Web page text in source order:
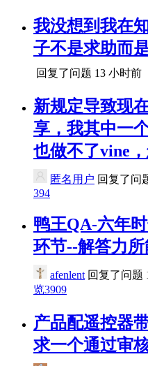
我没想到我在
子不是求助而
回复了问题 13 小时前
新规定导致现
享，我其中一
也做不了vine
匿名用户 回复了问
394
鸭王QA-六年
环节--解答力
afenlent 回复了问题
览3909
产品配遥控器
求一个通过审